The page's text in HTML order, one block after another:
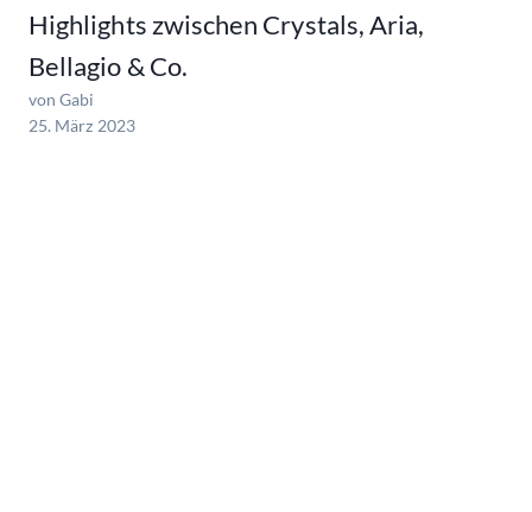
Highlights zwischen Crystals, Aria,
Bellagio & Co.
von Gabi
25. März 2023